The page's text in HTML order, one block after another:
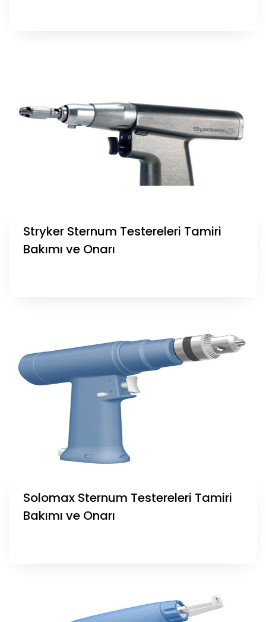
Stryker Sternum Testereleri Tamiri
Bakımı ve Onarı
Solomax Sternum Testereleri Tamiri
Bakımı ve Onarı